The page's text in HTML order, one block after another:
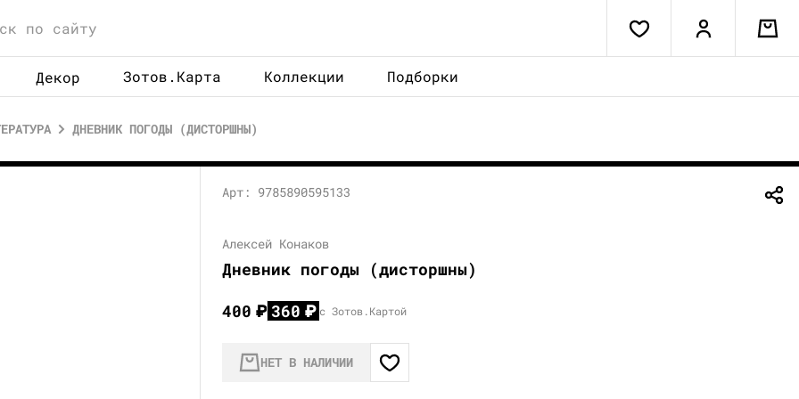
Декор Зотов.Карта Коллекции Подборки
ДНЕВНИК ПОГОДЫ (ДИСТОРШНЫ)
Арт: 9785890595133
Алексей Конаков
Дневник погоды (дисторшны)
400₽ 360₽ с Зотов.Картой
НЕТ В НАЛИЧИИ